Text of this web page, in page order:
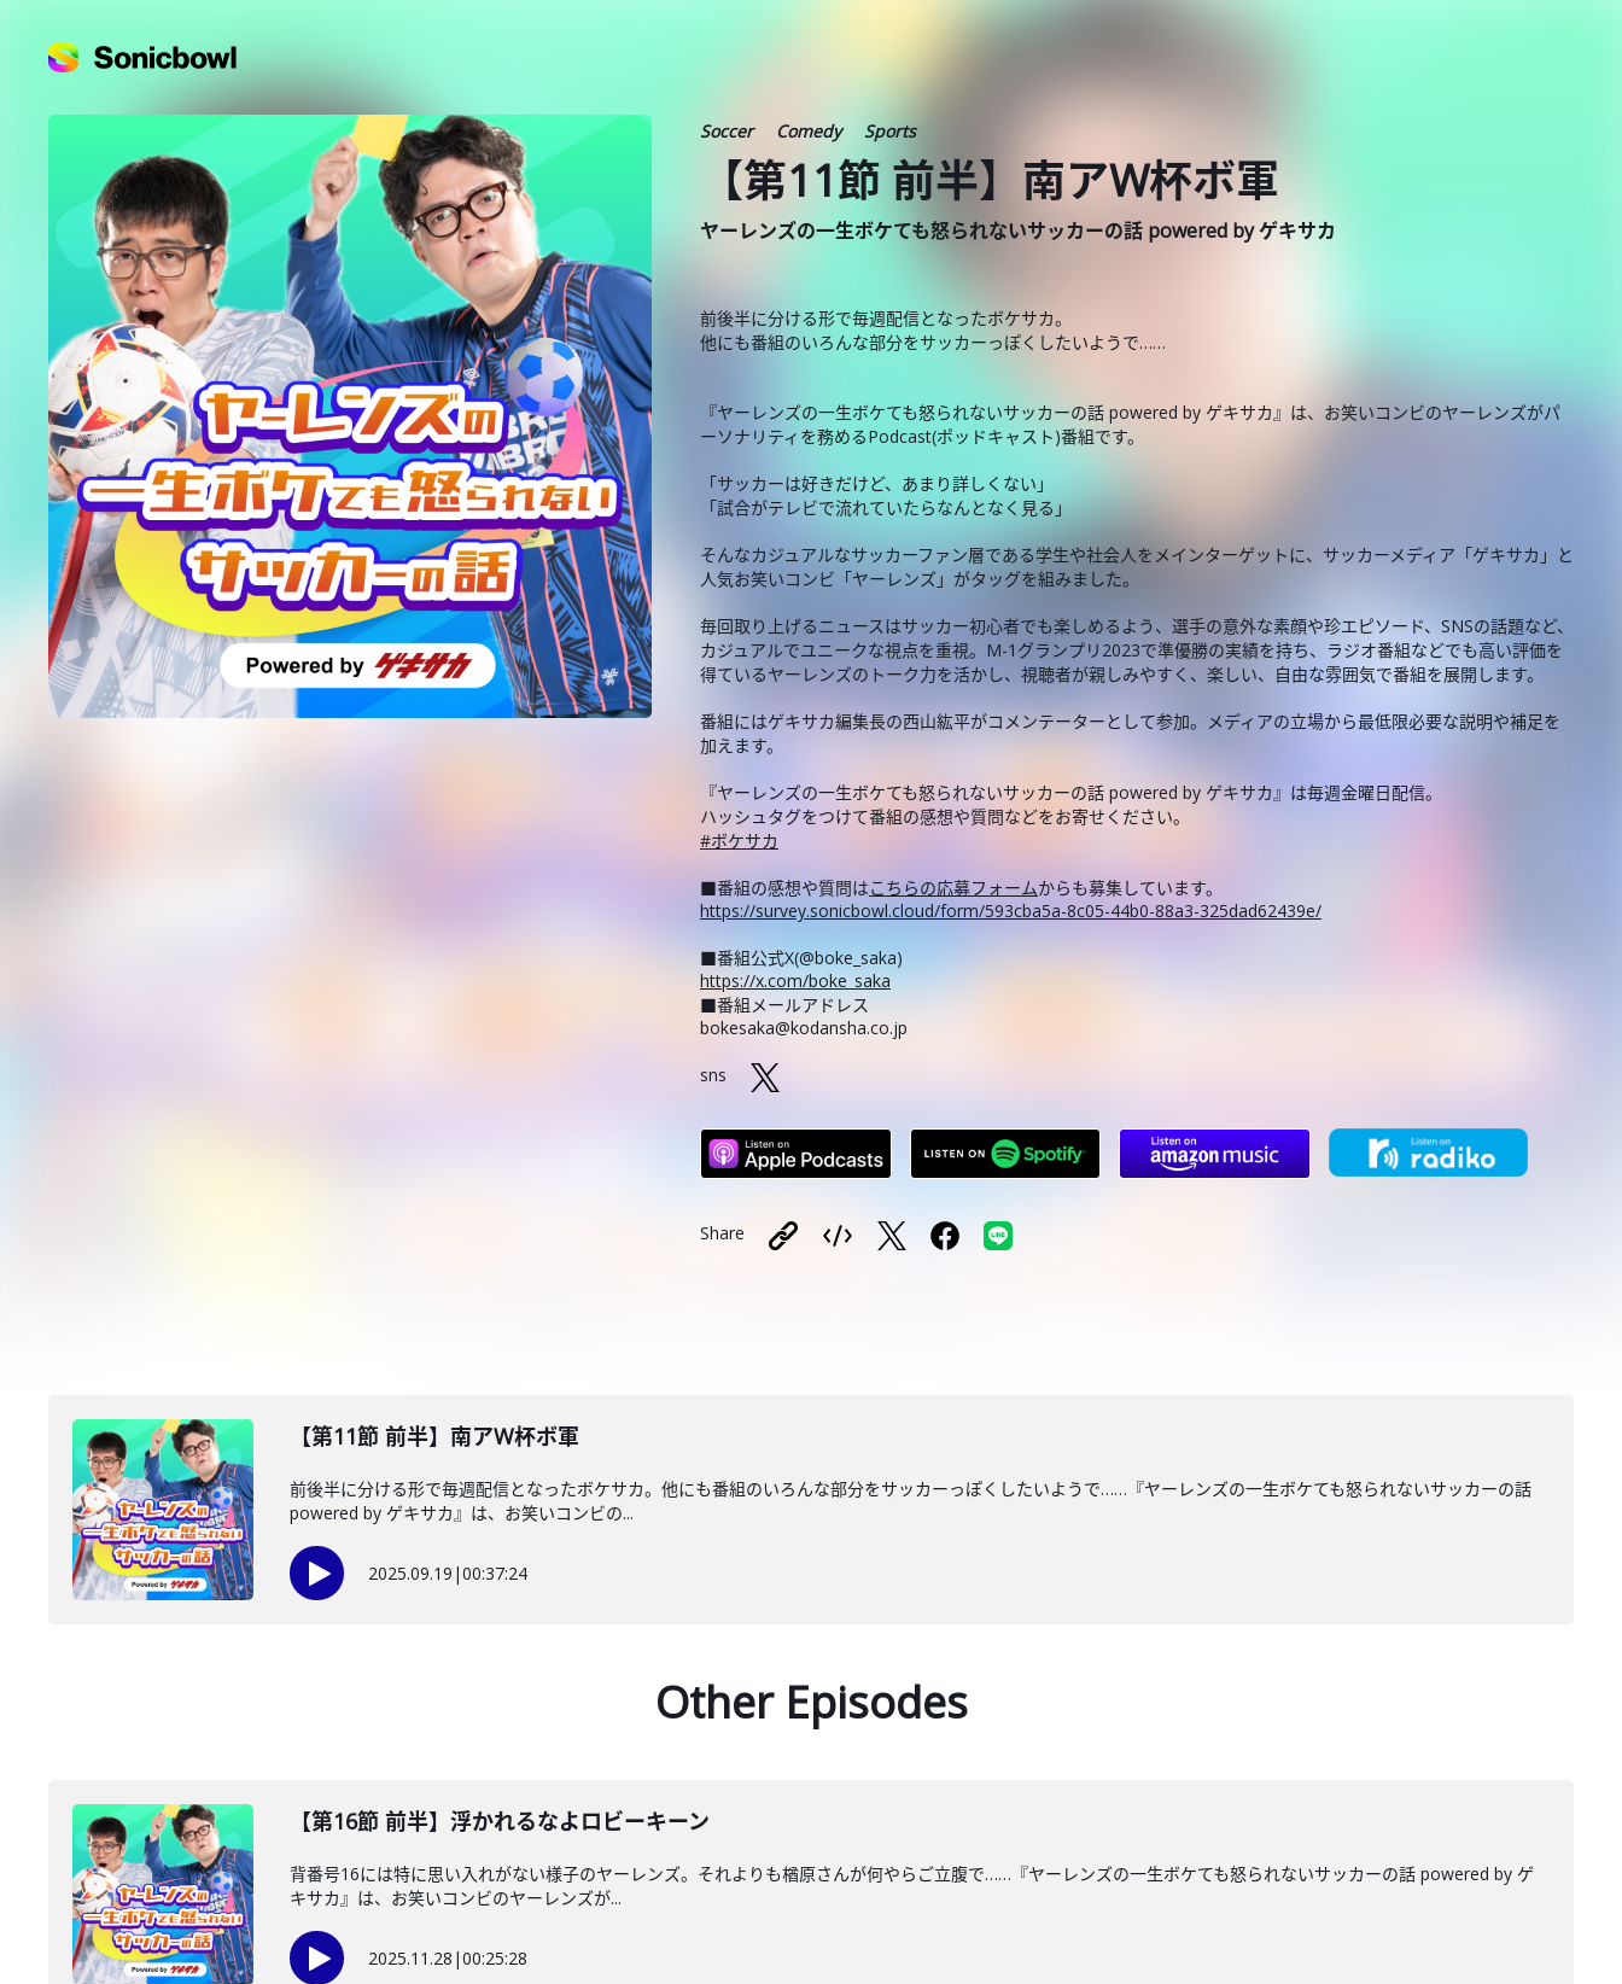
Soccer Comedy Sports
【第11節 前半】南アW杯ボ軍
ヤーレンズの一生ボケても怒られないサッカーの話 powered by ゲキサカ
前後半に分ける形で毎週配信となったボケサカ。
他にも番組のいろんな部分をサッカーっぽくしたいようで……
『ヤーレンズの一生ボケても怒られないサッカーの話 powered by ゲキサカ』は、お笑いコンビのヤーレンズがパ
ーソナリティを務めるPodcast(ポッドキャスト)番組です。
「サッカーは好きだけど、あまり詳しくない」
「試合がテレビで流れていたらなんとなく見る」
そんなカジュアルなサッカーファン層である学生や社会人をメインターゲットに、サッカーメディア「ゲキサカ」と
人気お笑いコンビ「ヤーレンズ」がタッグを組みました。
毎回取り上げるニュースはサッカー初心者でも楽しめるよう、選手の意外な素顔や珍エピソード、SNSの話題など、
カジュアルでユニークな視点を重視。M-1グランプリ2023で準優勝の実績を持ち、ラジオ番組などでも高い評価を
得ているヤーレンズのトーク力を活かし、視聴者が親しみやすく、楽しい、自由な雰囲気で番組を展開します。
番組にはゲキサカ編集長の西山紘平がコメンテーターとして参加。メディアの立場から最低限必要な説明や補足を
加えます。
『ヤーレンズの一生ボケても怒られないサッカーの話 powered by ゲキサカ』は毎週金曜日配信。
ハッシュタグをつけて番組の感想や質問などをお寄せください。
#ボケサカ
■番組の感想や質問はこちらの応募フォームからも募集しています。
https://survey.sonicbowl.cloud/form/593cba5a-8c05-44b0-88a3-325dad62439e/
■番組公式X(@boke_saka)
https://x.com/boke_saka
■番組メールアドレス
bokesaka@kodansha.co.jp
sns
Share
【第11節 前半】南アW杯ボ軍
前後半に分ける形で毎週配信となったボケサカ。他にも番組のいろんな部分をサッカーっぽくしたいようで……『ヤーレンズの一生ボケても怒られないサッカーの話
powered by ゲキサカ』は、お笑いコンビの...
2025.09.19 |00:37:24
Other Episodes
【第16節 前半】浮かれるなよロビーキーン
背番号16には特に思い入れがない様子のヤーレンズ。それよりも楢原さんが何やらご立腹で……『ヤーレンズの一生ボケても怒られないサッカーの話 powered by ゲ
キサカ』は、お笑いコンビのヤーレンズが...
2025.11.28 |00:25:28